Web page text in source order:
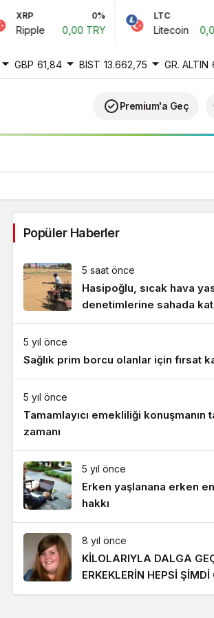
XRP
Ripple 0,00 TRY
LTC
Litecoin 0,00
GBP 61,84 BIST 13.662,75 GR. ALTIN
Premium'a Geç
Gündüz modunu seçin.
Popüler Haberler
5 saat önce
Hasipoğlu, sıcak hava
denetimlerine sahada
5 yıl önce
Sağlık prim borcu olanlar için fırsat
5 yıl önce
Tamamlayıcı emekliliği konuşmanın
zamanı
5 yıl önce
Erken yaşlanana erken
hakkı
8 yıl önce
KİLOLARIYLA DALGA
ERKEKLERİN HEPSİ ŞİMDİ
PEŞİNDE! SON HALİ